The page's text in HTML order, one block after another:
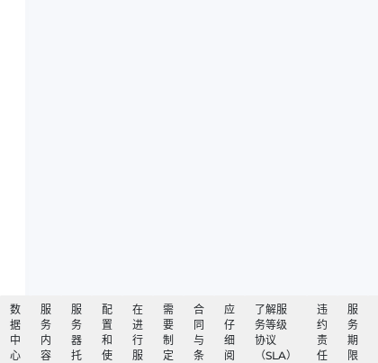
数
据
中
心
服
务
内
容
服
务
器
托
配
置
和
使
在
进
行
服
需
要
制
定
合
同
与
条
应
仔
细
阅
了解服
务等级
协议
（SLA）
违
约
责
任
服
务
期
限